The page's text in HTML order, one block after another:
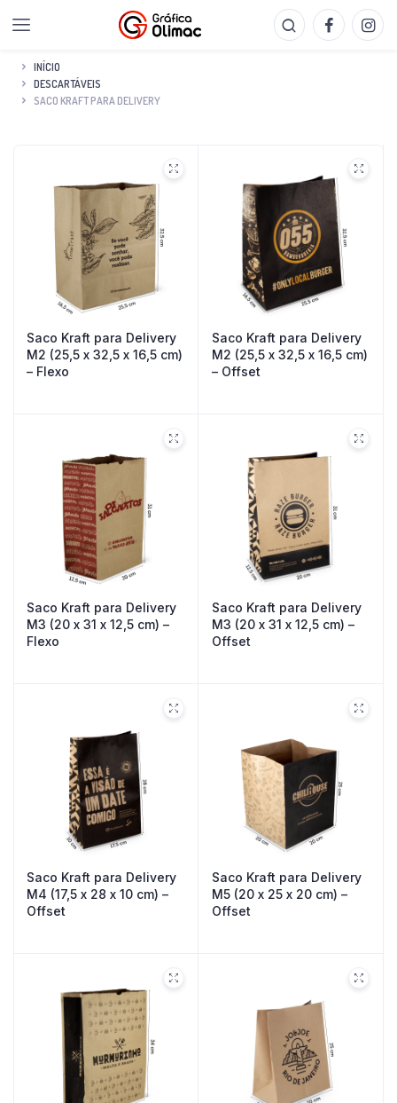
INÍCIO
DESCARTÁVEIS
SACO KRAFT PARA DELIVERY
Saco Kraft para Delivery
M2 (25,5 x 32,5 x 16,5 cm)
– Flexo
Saco Kraft para Delivery
M2 (25,5 x 32,5 x 16,5 cm)
– Offset
Saco Kraft para Delivery
M3 (20 x 31 x 12,5 cm) –
Flexo
Saco Kraft para Delivery
M3 (20 x 31 x 12,5 cm) –
Offset
Saco Kraft para Delivery
M4 (17,5 x 28 x 10 cm) –
Offset
Saco Kraft para Delivery
M5 (20 x 25 x 20 cm) –
Offset